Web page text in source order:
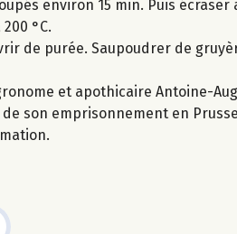
environ 15 min. Puis
°C.
de purée. Saupoudrer de
et apothicaire Antoine-
son emprisonnement en